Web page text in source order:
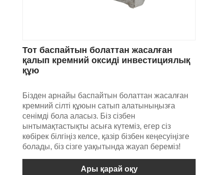
Тот баспайтын болаттан жасалған
қалып кремний оксиді инвестициялық
құю
Бізден арнайы баспайтын болаттан жасалған
кремний сілті құюын сатып алатыныңызға
сенімді бола аласыз. Біз сізбен
ынтымақтастықты асыға күтеміз, егер сіз
көбірек білгіңіз келсе, қазір бізбен кеңесуіңізге
болады, біз сізге уақытында жауап береміз!
Ары қарай оқу